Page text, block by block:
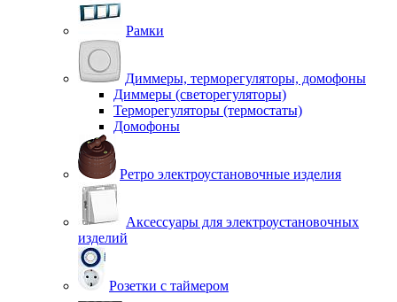
Рамки
Диммеры, терморегуляторы, домофоны
Диммеры (светорегуляторы)
Терморегуляторы (термостаты)
Домофоны
Ретро электроустановочные изделия
Аксессуары для электроустановочных
изделий
Розетки с таймером